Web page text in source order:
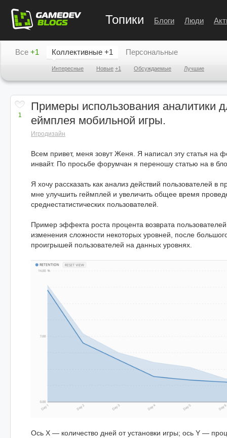
Топики Блоги Люди
Все +1 Коллективные +1
Интересные Новые +1 Обсуждаемые Лучшие
Персональные
Примеры использования аналитики
еймплея мобильной игры.
1
Игродизайн
Всем привет, меня зовут Женя. Я написал эту статья на
инвайт. По просьбе форумчан я переношу статью на в
Я хочу рассказать как анализ действий пользователей в
мне улучшить геймплей и увеличить общее время
среднестатистических пользователей.
Пример эффекта роста процента возврата
изменения сложности некоторых уровней, после
проигрышей пользователей на данных уровнях.
Ось X — количество дней от установки игры; ось Y —